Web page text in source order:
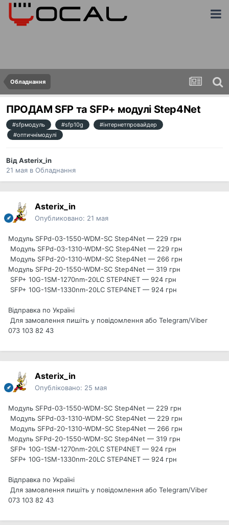
Обладнання
ПРОДАМ SFP та SFP+ модулі Step4Net
#sfpмодуль #sfp10g
#інтернетпровайдер
#оптичнімодулі
ВідAsterix_in
21 мая в Обладнання
Asterix_in
Опубликовано: 21 мая
Модуль SFPd-03-1550-WDM-SC Step4Net — 229 грн
Модуль SFPd-03-1310-WDM-SC Step4Net — 229 грн
Модуль SFPd-20-1310-WDM-SC Step4Net — 266 грн
Модуль SFPd-20-1550-WDM-SC Step4Net — 319 грн
SFP+ 10G-1SM-1270nm-20LC STEP4NET — 924 грн
SFP+ 10G-1SM-1330nm-20LC STEP4NET — 924 грн
Відправка по Україні
Для замовлення пишіть у повідомлення або Telegram/Viber
073 103 82 43
Asterix_in
Опубліковано: 25 мая
Модуль SFPd-03-1550-WDM-SC Step4Net — 229 грн
Модуль SFPd-03-1310-WDM-SC Step4Net — 229 грн
Модуль SFPd-20-1310-WDM-SC Step4Net — 266 грн
Модуль SFPd-20-1550-WDM-SC Step4Net — 319 грн
SFP+ 10G-1SM-1270nm-20LC STEP4NET — 924 грн
SFP+ 10G-1SM-1330nm-20LC STEP4NET — 924 грн
Відправка по Україні
Для замовлення пишіть у повідомлення або Telegram/Viber
073 103 82 43